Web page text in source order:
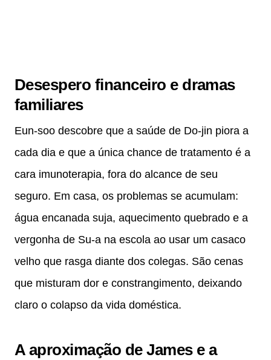
Desespero financeiro e dramas
familiares
Eun-soo descobre que a saúde de Do-jin piora a
cada dia e que a única chance de tratamento é a
cara imunoterapia, fora do alcance de seu
seguro. Em casa, os problemas se acumulam:
água encanada suja, aquecimento quebrado e a
vergonha de Su-a na escola ao usar um casaco
velho que rasga diante dos colegas. São cenas
que misturam dor e constrangimento, deixando
claro o colapso da vida doméstica.
A aproximação de James e a